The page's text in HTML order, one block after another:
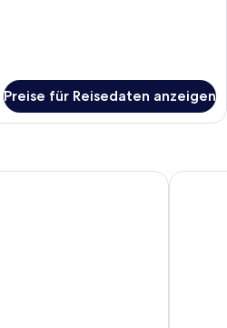
Preise für Reisedaten anzeigen
Hotel